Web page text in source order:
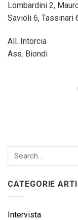
Lombardini 2,
Savioli 6, Tassinari
All. Intorcia
Ass. Biondi
CATEGORIE
Intervista